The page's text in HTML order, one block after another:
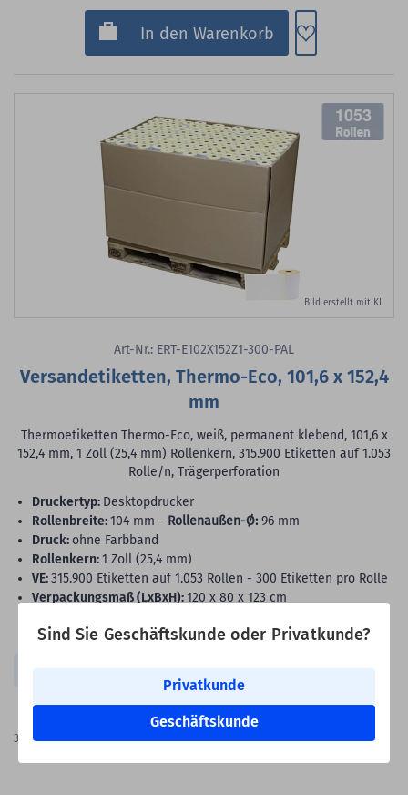
Sind Sie Geschäftskunde oder Privatkunde?
Privatkunde
Geschäftskunde
In den Warenkorb Zum
Bild erstellt mit KI
1053
Art-Nr.: ERT-E102X152Z1-300-PAL
Versandetiketten, Thermo-Eco, 101,6 x 152,4
mm
Thermoetiketten Thermo-Eco, weiß, permanent klebend, 101,6 x
152,4 mm, 1 Zoll (25,4 mm) Rollenkern, 315.900 Etiketten auf 1.053
Rolle/n, Trägerperforation
Druckertyp: Desktopdrucker
Rollenbreite:104 mm - Rollenaußen-Ø: 96 mm
Druck: ohne Farbband
Rollenkern:1 Zoll (25,4 mm)
VE:315.900 Etiketten auf 1.053 Rollen - 300 Etiketten pro Rolle
Verpackungsmaß (LxBxH):120 x 80 x 123 cm
Etikettenformat geeignet für:
2.399,00 €
315.900Etiketten(7,59 € je 1.000 Etiketten)
Bestpreis-Garantie